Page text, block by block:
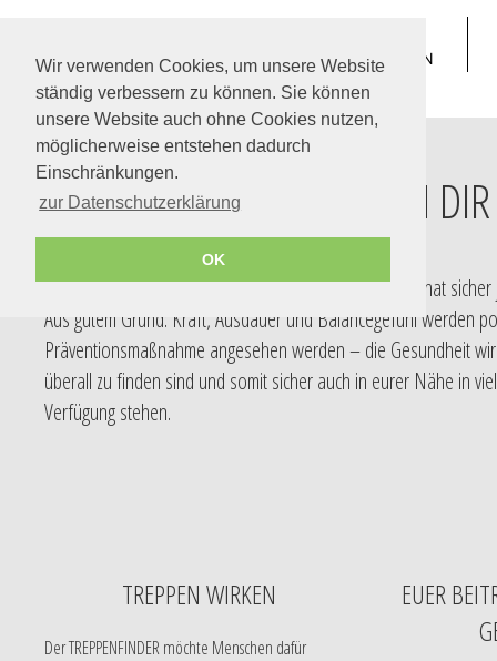
Wir verwenden Cookies, um unsere Website
ständig verbessern zu können. Sie können
unsere Website auch ohne Cookies nutzen,
möglicherweise entstehen dadurch
Einschränkungen.
zur Datenschutzerklärung
OK
TREPPE SUCHEN
draussen oder drinnen
WIR LEGEN
"Nehmen Sie doch öfter mal die Treppe!" Diesen Satz hat
Aus gutem Grund: Kraft, Ausdauer und Balancegefühl werden
Präventionsmaßnahme angesehen werden – die Gesundheit
überall zu finden sind und somit sicher auch in eurer Nähe in
Verfügung stehen.
TREPPEN WIRKEN
Der TREPPENFINDER möchte Menschen dafür
EUER